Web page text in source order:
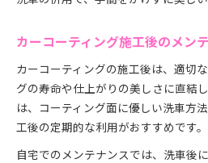
カーコーティング施工後のメン
カーコーティングの施工後は、適切
グの寿命や仕上がりの美しさに直結
は、コーティング面に優しい洗車方
工後の定期的な利用がおすすめです。
自宅でのメンテナンスでは、洗車後